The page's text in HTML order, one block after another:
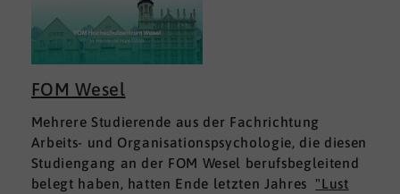
FOM Wesel
Mehrere Studierende aus der Fachrichtung
Arbeits- und Organisationspsychologie, die diesen
Studiengang an der FOM Wesel berufsbegleitend
belegt haben, hatten Ende letzten Jahres "Lust